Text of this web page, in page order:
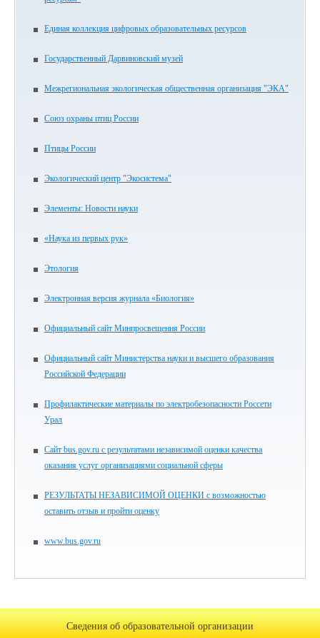
Единая коллекция цифровых образовательных ресурсов
Государственный Дарвиновский музей
Межрегиональная экологическая общественная организация "ЭКА"
Союз охраны птиц России
Птицы России
Экологический центр "Экосистема"
Элементы: Новости науки
«Наука из первых рук»
Этология
Электронная версия журнала «Биология»
Официальный сайт Минпросвещения России
Официальный сайт Министерства науки и высшего образования
Российской Федерации
Профилактические материалы по электробезопасности Россети
Урал
Сайт bus.gov.ru с результатами независимой оценки качества
оказания услуг организациями социальной сферы
РЕЗУЛЬТАТЫ НЕЗАВИСИМОЙ ОЦЕНКИ с возможностью
оставить отзыв и пройти оценку
www.bus.gov.ru
Сведения об образовательной организации